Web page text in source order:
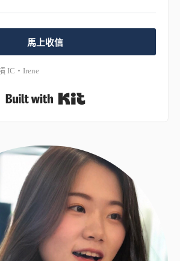
馬上收信
IC・Irene